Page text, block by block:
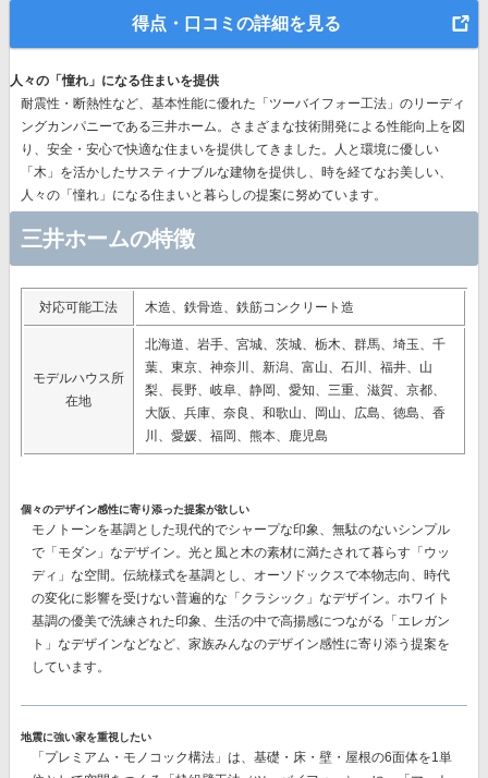
得点・口コミの詳細を見る
人々の「憧れ」になる住まいを提供
耐震性・断熱性など、基本性能に優れた 「ツーバイフォー工法」のリーディ
ングカンパニーである三井ホーム。さまざまな技術開発による性能向上を図
り、安全・安心で快適な住まいを提供してきました。人と環境に優しい
「木」を活かしたサスティナブルな建物を提供し、時を経てなお美しい、
人々の「憧れ」になる住まいと暮らしの提案に努めています。
三井ホームの特徴
対応可能工法 木造、鉄骨造、鉄筋コンクリート造
モデルハウス所
在地
北海道、岩手、宮城、茨城、栃木、群馬、埼玉、千
葉、東京、神奈川、新潟、富山、石川、福井、山
梨、長野、岐阜、静岡、愛知、三重、滋賀、京都、
大阪、兵庫、奈良、和歌山、岡山、広島、徳島、香
川、愛媛、福岡、熊本、鹿児島
個々のデザイン感性に寄り添った提案が欲しい
モノトーンを基調とした現代的でシャープな印象、無駄のないシンプル
で「モダン」なデザイン。光と風と木の素材に満たされて暮らす「ウッ
ディ」な空間。伝統様式を基調とし、オーソドックスで本物志向、時代
の変化に影響を受けない普遍的な「クラシック」なデザイン。ホワイト
基調の優美で洗練された印象、生活の中で高揚感につながる「エレガン
ト」なデザインなどなど、 家族みんなのデザイン感性に寄り添う提案を
しています。
地震に強い家を重視したい
「プレミアム・モノコック構法」 は、基礎・床・壁・屋根の6面体を1単